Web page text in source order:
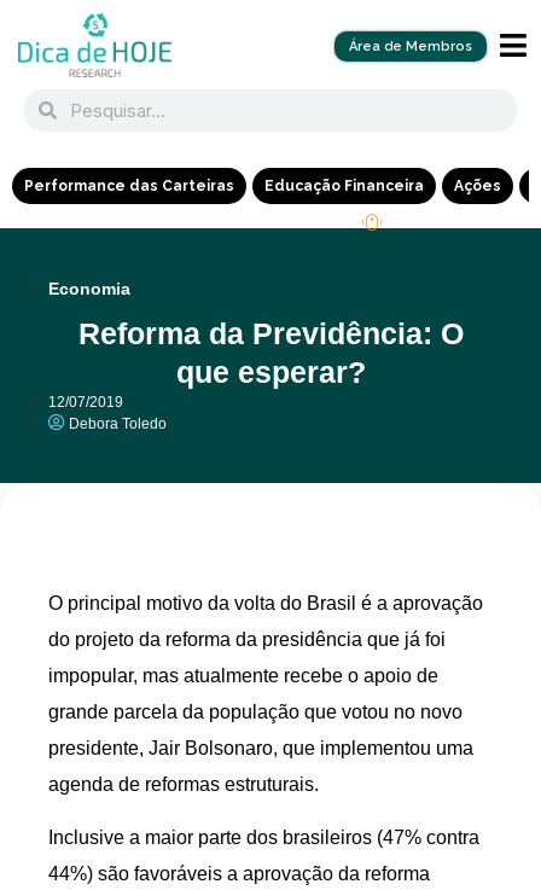
Área de Membros
Performance das Carteiras Educação Financeira Ações
Economia
Reforma da Previdência: O
que esperar?
12/07/2019
Debora Toledo
O principal motivo da volta do Brasil é a aprovação
do projeto da reforma da presidência que já foi
impopular, mas atualmente recebe o apoio de
grande parcela da população que votou no novo
presidente, Jair Bolsonaro, que implementou uma
agenda de reformas estruturais.
Inclusive a maior parte dos brasileiros (47% contra
44%) são favoráveis a aprovação da reforma